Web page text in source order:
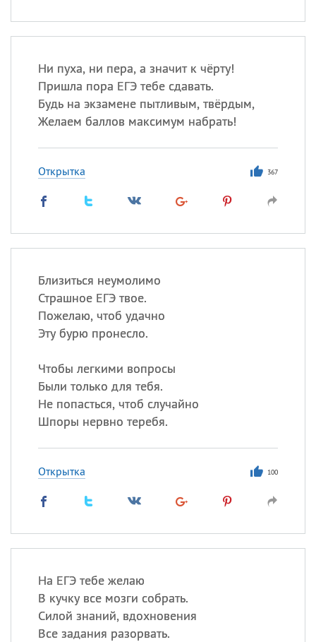
Ни пуха, ни пера, а значит к чёрту!
Пришла пора ЕГЭ тебе сдавать.
Будь на экзамене пытливым, твёрдым,
Желаем баллов максимум набрать!
Открытка 367
Близиться неумолимо
Страшное ЕГЭ твое.
Пожелаю, чтоб удачно
Эту бурю пронесло.
Чтобы легкими вопросы
Были только для тебя.
Не попасться, чтоб случайно
Шпоры нервно теребя.
Открытка 100
На ЕГЭ тебе желаю
В кучку все мозги собрать.
Силой знаний, вдохновения
Все задания разорвать.